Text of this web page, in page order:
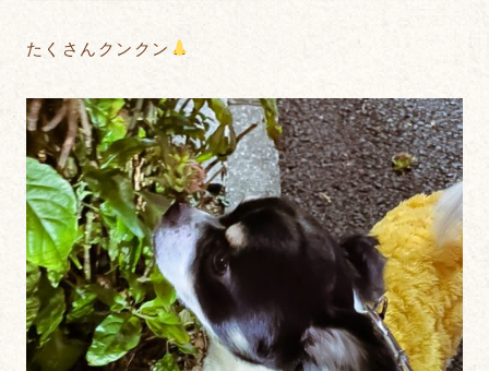
たくさんクンクン